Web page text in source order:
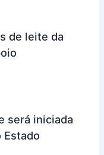
de leite da
será iniciada
Estado